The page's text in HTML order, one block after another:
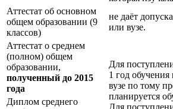
Аттестат об основном
общем образовании (9
классов)
не даёт
или вузе.
Аттестат о среднем
(полном) общем
образовании,
полученный до 2015
года
Для
1 год
вузе по тому
планируется
Для
Диплом среднего